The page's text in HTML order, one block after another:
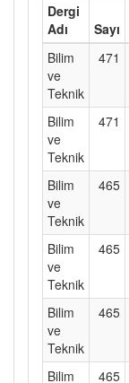
Dergi
Adı
Sayı
Bilim
ve
Teknik
471
Bilim
ve
Teknik
471
Bilim
ve
Teknik
465
Bilim
ve
Teknik
465
Bilim
ve
Teknik
465
Bilim 465